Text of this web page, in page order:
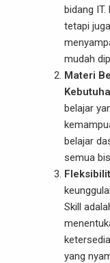
bidang
tetapi
mudah
Materi
belajar
belajar
semua
Skill
yang